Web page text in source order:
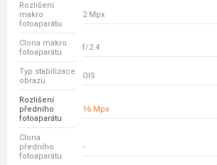
Rozlišení
makro
fotoaparátu
2 Mpx
Clona makro
fotoaparátu
f/2.4
Typ stabilizace
obrazu
OIS
Rozlišení
předního
fotoaparátu
16 Mpx
Clona
předního
fotoaparátu
-